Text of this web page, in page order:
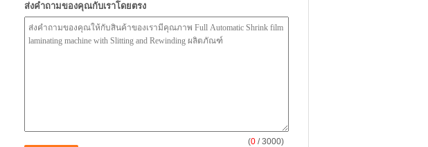
ส่งคำถามของคุณกับเราโดยตรง
(0 / 3000)